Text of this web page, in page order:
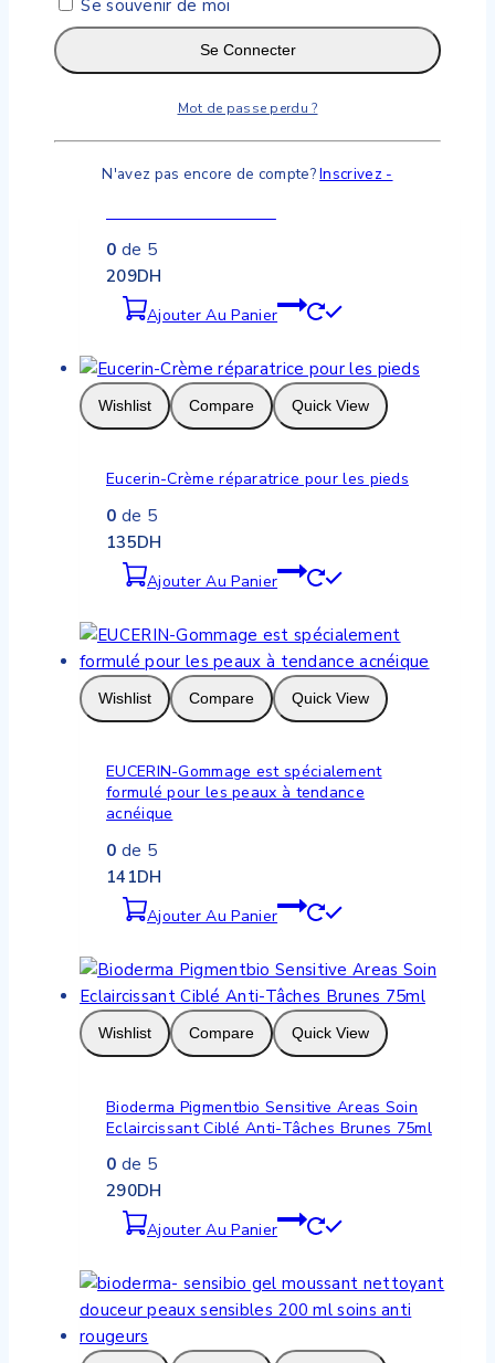
Compare Quick View
0 de 5
209DH
Ajouter Au Panier
Wishlist Compare Quick View
Eucerin-Crème réparatrice pour les pieds
0 de 5
135DH
Ajouter Au Panier
Wishlist Compare Quick View
EUCERIN-Gommage est spécialement
formulé pour les peaux à tendance
acnéique
0 de 5
141DH
Ajouter Au Panier
Wishlist Compare Quick View
Bioderma Pigmentbio Sensitive Areas Soin
Eclaircissant Ciblé Anti-Tâches Brunes 75ml
0 de 5
290DH
Ajouter Au Panier
Se souvenir de moi
Se Connecter
Mot de passe perdu ?
N'avez pas encore de compte?Inscrivez -